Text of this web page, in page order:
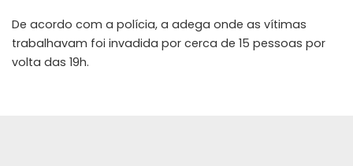
De acordo com a polícia, a adega onde as vítimas
trabalhavam foi invadida por cerca de 15 pessoas por
volta das 19h.